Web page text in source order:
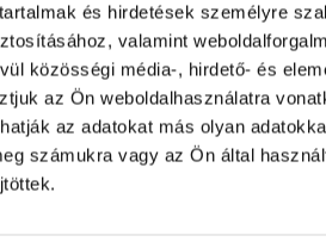
és hirdetések személyre
valamint
közösségi média-, hirdető- és
az Ön weboldalhasználatra
az adatokat más olyan
számukra vagy az Ön által